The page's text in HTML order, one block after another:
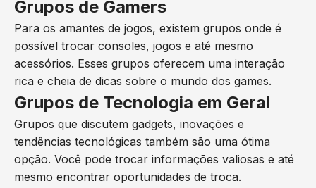
Grupos de Gamers
Para os amantes de jogos, existem grupos onde é
possível trocar consoles, jogos e até mesmo
acessórios. Esses grupos oferecem uma interação
rica e cheia de dicas sobre o mundo dos games.
Grupos de Tecnologia em Geral
Grupos que discutem gadgets, inovações e
tendências tecnológicas também são uma ótima
opção. Você pode trocar informações valiosas e até
mesmo encontrar oportunidades de troca.